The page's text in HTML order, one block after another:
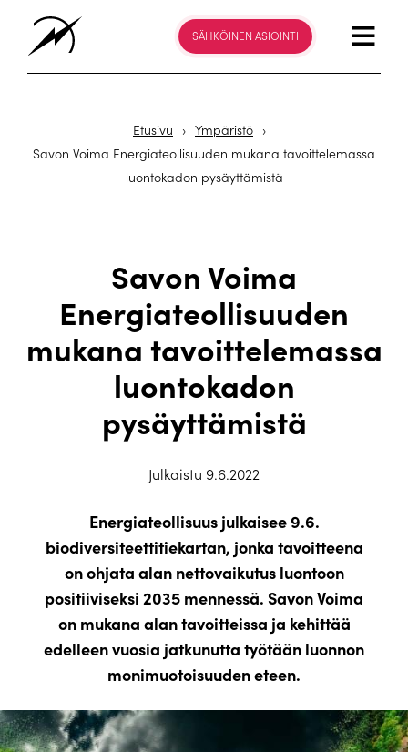
SÄHKÖINEN ASIOINTI
Etusivu › Ympäristö ›
Savon Voima Energiateollisuuden mukana tavoittelemassa
luontokadon pysäyttämistä
Savon Voima
Energiateollisuuden
mukana tavoittelemassa
luontokadon
pysäyttämistä
Julkaistu 9.6.2022
Energiateollisuus julkaisee 9.6.
biodiversiteettitiekartan, jonka tavoitteena
on ohjata alan nettovaikutus luontoon
positiiviseksi 2035 mennessä. Savon Voima
on mukana alan tavoitteissa ja kehittää
edelleen vuosia jatkunutta työtään luonnon
monimuotoisuuden eteen.